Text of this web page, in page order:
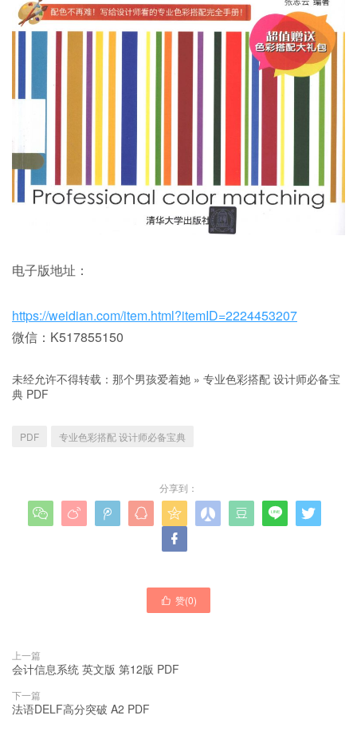
电子版地址：
https://weidian.com/item.html?itemID=2224453207
微信：K517855150
未经允许不得转载： 那个男孩爱着她 » 专业色彩搭配 设计师必备宝
典 PDF
PDF 专业色彩搭配 设计师必备宝典
分享到：
       


 赞(0)
上一篇
会计信息系统 英文版 第12版 PDF
下一篇
法语DELF高分突破 A2 PDF